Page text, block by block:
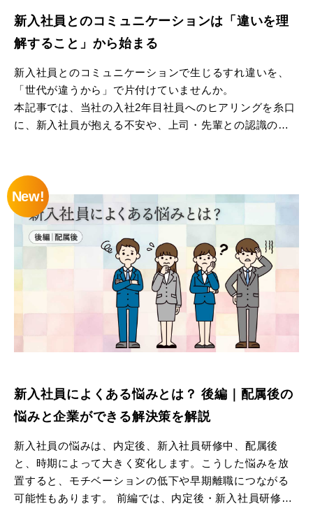
新入社員とのコミュニケーションは「違いを理
解すること」から始まる
新入社員とのコミュニケーションで生じるすれ違いを、
「世代が違うから」で片付けていませんか。
本記事では、当社の入社2年目社員へのヒアリングを糸口
に、新入社員が抱える不安や、上司・先輩との認識のず
その上で、価値観の違いで終わらせないために、行動ス
タイルや強みの違いを理解するツール「LIFO（ライフ
ォ）」を参考に、一人ひとりに合った関わり方や伝え
方、安心して相談・挑戦できる環境づくりのポイントを
解説します。新入社員の早期適応や定着、組織全体の相
互理解を促進したい管理職やOJT担当者の方にも役立つ
New!
新入社員によくある悩みとは？ 後編｜配属後の
悩みと企業ができる解決策を解説
新入社員の悩みは、内定後、新入社員研修中、配属後
と、時期によって大きく変化します。こうした悩みを放
置すると、モチベーションの低下や早期離職につながる
可能性もあります。 前編では、内定後・新入社員研修中